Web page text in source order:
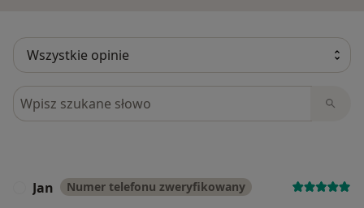
Szukaj w opiniach
Jan Numer telefonu zweryfikowany